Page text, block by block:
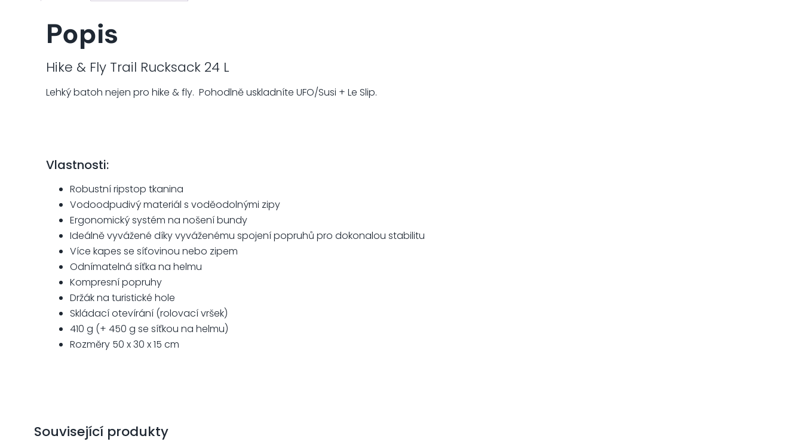
Popis
Hike & Fly Trail Rucksack 24 L
Lehký batoh nejen pro hike & fly. Pohodlně uskladníte UFO/Susi + Le Slip.
Vlastnosti:
Robustní ripstop tkanina
Vodoodpudivý materiál s voděodolnými zipy
Ergonomický systém na nošení bundy
Ideálně vyvážené díky vyváženému spojení popruhů pro dokonalou stabilitu
Více kapes se síťovinou nebo zipem
Odnímatelná síťka na helmu
Kompresní popruhy
Držák na turistické hole
Skládací otevírání (rolovací vršek)
410 g (+ 450 g se síťkou na helmu)
Rozměry 50 x 30 x 15 cm
Související produkty